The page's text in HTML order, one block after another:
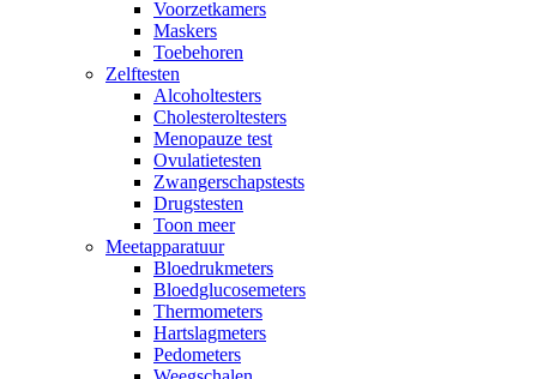
Voorzetkamers
Maskers
Toebehoren
Zelftesten
Alcoholtesters
Cholesteroltesters
Menopauze test
Ovulatietesten
Zwangerschapstests
Drugstesten
Toon meer
Meetapparatuur
Bloedrukmeters
Bloedglucosemeters
Thermometers
Hartslagmeters
Pedometers